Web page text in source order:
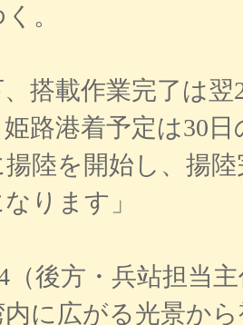
。
、搭載作業完了は
姫路港着予定は30日
揚陸を開始し、揚
ります」
（後方・兵站担当
に広がる光景か